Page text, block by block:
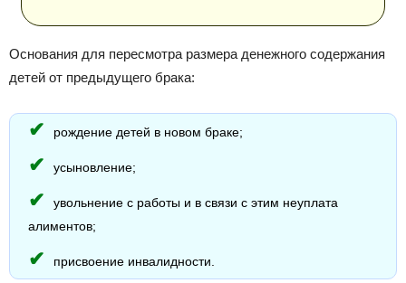
Основания для пересмотра размера денежного содержания
детей от предыдущего брака:
рождение детей в новом браке;
усыновление;
увольнение с работы и в связи с этим неуплата
алиментов;
присвоение инвалидности.